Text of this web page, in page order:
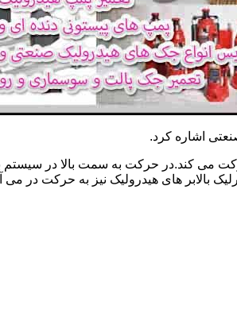
صنعتی اشاره کرد.
می کند.در حرکت به سمت بالا در سیستم
بالابر های هیدرولیک نیز به حرکت در می